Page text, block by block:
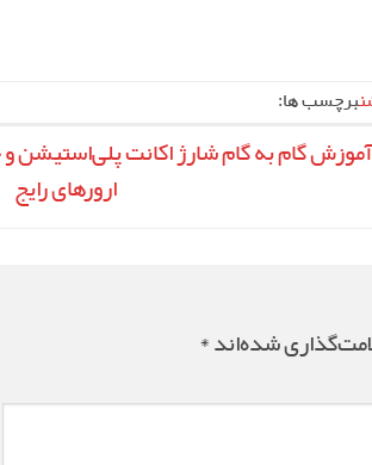
برچسب ها:
آموزش گام به گام شارژ اکانت پلی‌استیشن
ارورهای رایج
شده‌اند*